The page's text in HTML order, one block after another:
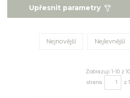
Upřesnit parametry
Nejnovější Nejlevnější
Zobrazuji 1-10 z 10
strana
z 1